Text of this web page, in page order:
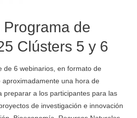
de
Clústers 5 y 6
de 6 webinarios, en formato de
una hora de
preparar a los participantes para las
de investigación e innovación